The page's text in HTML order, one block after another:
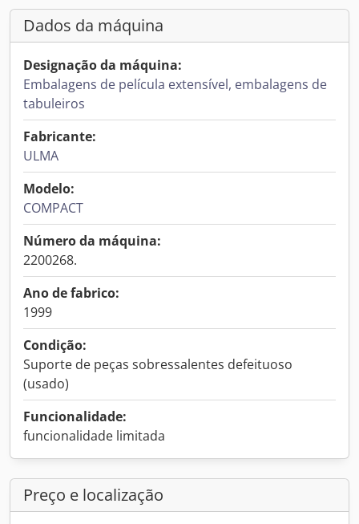
Dados da máquina
Designação da máquina:
Embalagens de película extensível, embalagens de
tabuleiros
Fabricante:
ULMA
Modelo:
COMPACT
Número da máquina:
2200268.
Ano de fabrico:
1999
Condição:
Suporte de peças sobressalentes defeituoso
(usado)
Funcionalidade:
funcionalidade limitada
Preço e localização